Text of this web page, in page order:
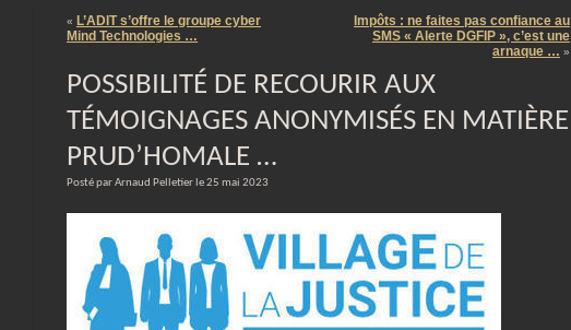
« L’ADIT s’offre le groupe cyber
Mind Technologies …
Impôts : ne faites pas confiance au
SMS « Alerte DGFIP », c’est une
arnaque … »
POSSIBILITÉ DE RECOURIR AUX
TÉMOIGNAGES ANONYMISÉS EN MATIÈRE
PRUD’HOMALE …
Posté par Arnaud Pelletier le 25 mai 2023